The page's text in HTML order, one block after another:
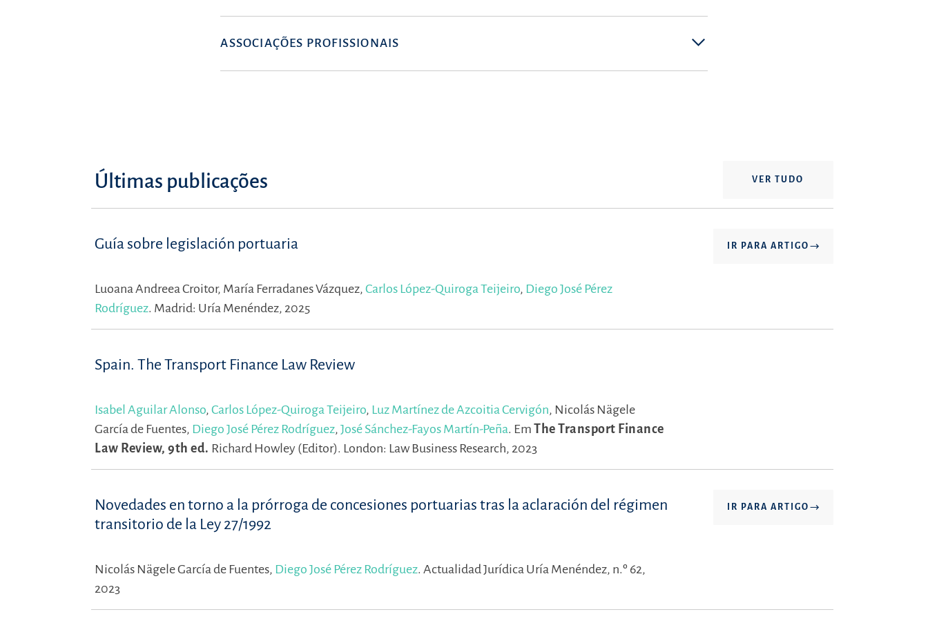
ASSOCIAÇÕES PROFISSIONAIS
Últimas publicações VER TUDO
Guía sobre legislación portuaria IR PARA ARTIGO
Luoana Andreea Croitor, María Ferradanes Vázquez, Carlos López-Quiroga Teijeiro, Diego José Pérez
Rodríguez. Madrid: Uría Menéndez, 2025
Spain. The Transport Finance Law Review
Isabel Aguilar Alonso, Carlos López-Quiroga Teijeiro, Luz Martínez de Azcoitia Cervigón, Nicolás Nägele
García de Fuentes, Diego José Pérez Rodríguez, José Sánchez-Fayos Martín-Peña. Em The Transport Finance
Law Review, 9th ed. Richard Howley (Editor). London: Law Business Research, 2023
Novedades en torno a la prórroga de concesiones portuarias tras la aclaración del régimen
transitorio de la Ley 27/1992
IR PARA ARTIGO
Nicolás Nägele García de Fuentes, Diego José Pérez Rodríguez. Actualidad Jurídica Uría Menéndez, n.º 62,
2023